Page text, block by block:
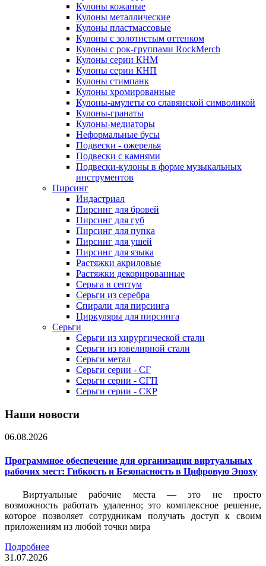
Кулоны кожаные
Кулоны металлические
Кулоны пластмассовые
Кулоны с золотистым оттенком
Кулоны с рок-группами RockMerch
Кулоны серии КНМ
Кулоны серии КНП
Кулоны стимпанк
Кулоны хромированные
Кулоны-амулеты со славянской символикой
Кулоны-гранаты
Кулоны-медиаторы
Неформальные бусы
Подвески - ожерелья
Подвески с камнями
Подвески-кулоны в форме музыкальных
инструментов
Пирсинг
Индастриал
Пирсинг для бровей
Пирсинг для губ
Пирсинг для пупка
Пирсинг для ушей
Пирсинг для языка
Растяжки акриловые
Растяжки декорированные
Серьга в септум
Серьги из серебра
Спирали для пирсинга
Циркуляры для пирсинга
Серьги
Серьги из хирургической стали
Серьги из ювелирной стали
Серьги метал
Серьги серии - СГ
Серьги серии - СГП
Серьги серии - СКР
Наши новости
06.08.2026
Программное обеспечение для организации виртуальных
рабочих мест: Гибкость и Безопасность в Цифровую Эпоху
Виртуальные рабочие места — это не просто
возможность работать удаленно; это комплексное решение,
которое позволяет сотрудникам получать доступ к своим
приложениям из любой точки мира
Подробнее
31.07.2026